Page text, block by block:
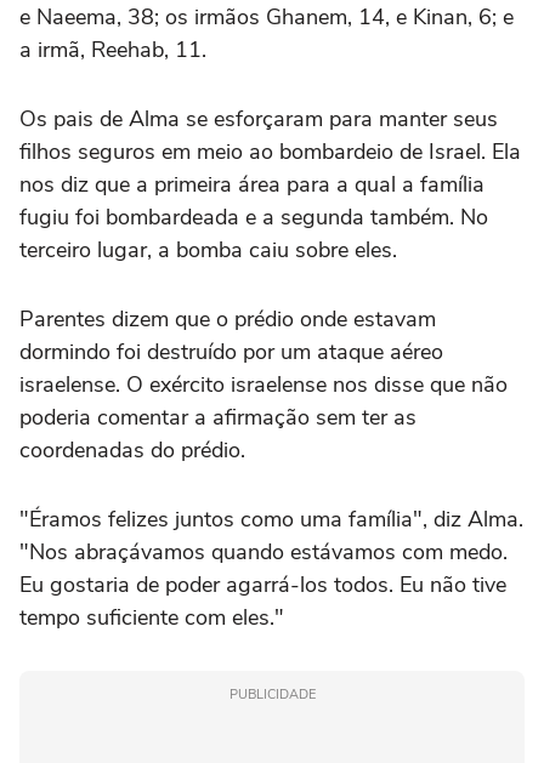
e Naeema, 38; os irmãos Ghanem, 14, e Kinan, 6; e
a irmã, Reehab, 11.
Os pais de Alma se esforçaram para manter seus
filhos seguros em meio ao bombardeio de Israel. Ela
nos diz que a primeira área para a qual a família
fugiu foi bombardeada e a segunda também. No
terceiro lugar, a bomba caiu sobre eles.
Parentes dizem que o prédio onde estavam
dormindo foi destruído por um ataque aéreo
israelense. O exército israelense nos disse que não
poderia comentar a afirmação sem ter as
coordenadas do prédio.
"Éramos felizes juntos como uma família", diz Alma.
"Nos abraçávamos quando estávamos com medo.
Eu gostaria de poder agarrá-los todos. Eu não tive
tempo suficiente com eles."
PUBLICIDADE